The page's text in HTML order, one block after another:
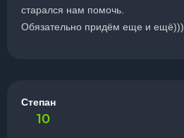
старался нам помочь.
Обязательно придём еще и ещё)))
Степан
10